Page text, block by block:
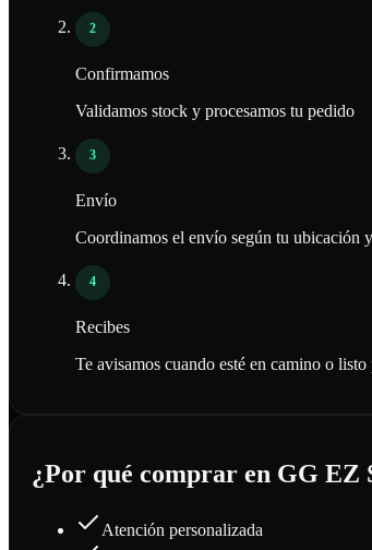
2
Confirmamos
Validamos stock y procesamos tu pedido
3
Envío
Coordinamos el envío según tu ubicación
4
Recibes
Te avisamos cuando esté en camino o listo
¿Por qué comprar en GG EZ
Atención personalizada